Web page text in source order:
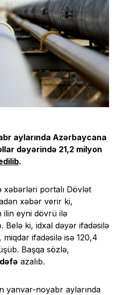
aylarında Azərbaycana
dəyərində 21,2 milyon
.
xəbərləri portalı Dövlət
xəbər verir ki,
ilin eyni dövrü ilə
Belə ki, idxal dəyər ifadəsilə
ifadəsilə isə 120,4
Başqa sözlə,
azalıb.
yanvar-noyabr aylarında